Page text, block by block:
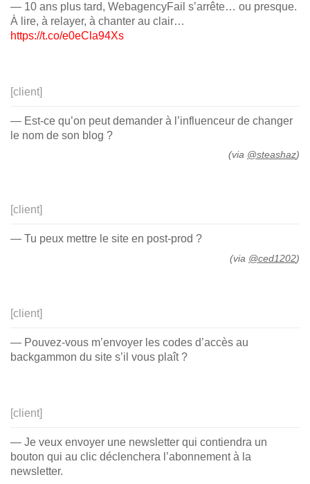
— 10 ans plus tard, WebagencyFail s’arrête… ou presque.
À lire, à relayer, à chanter au clair…
https://t.co/e0eCla94Xs
[client]
— Est-ce qu’on peut demander à l’influenceur de changer
le nom de son blog ?
(via @steashaz)
[client]
— Tu peux mettre le site en post-prod ?
(via @ced1202)
[client]
— Pouvez-vous m’envoyer les codes d’accès au
backgammon du site s’il vous plaît ?
[client]
— Je veux envoyer une newsletter qui contiendra un
bouton qui au clic déclenchera l’abonnement à la
newsletter.